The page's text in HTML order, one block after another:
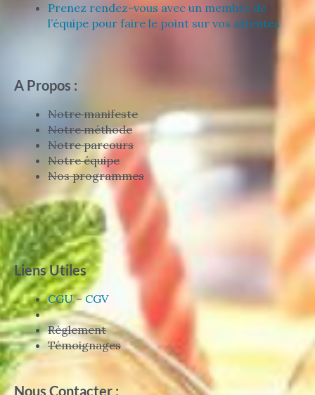
Prenez rendez-vous avec un membre de
l’équipe pour faire le point sur vos attentes
A Propos :
Notre manifeste
Notre méthode
Notre parcours
Notre équipe
Nos programmes
Liens Utiles
CGU–CGV
Règlement
Témoignages
Nous Contacter :